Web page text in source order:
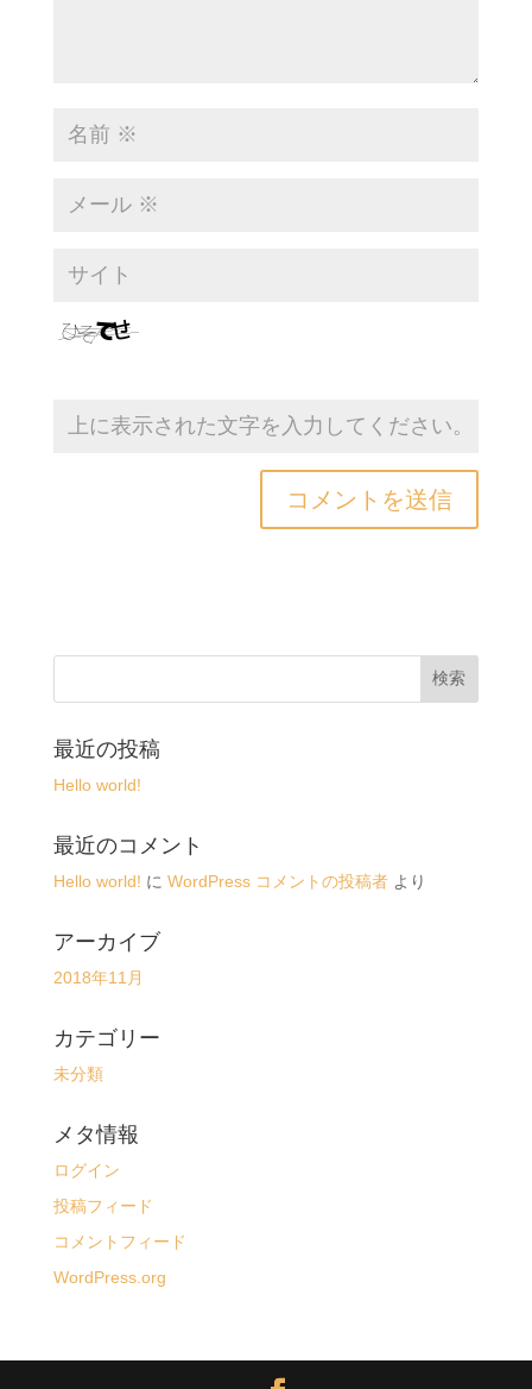
最近の投稿
Hello world!
最近のコメント
Hello world! に WordPress コメントの投稿者より
アーカイブ
2018年11月
カテゴリー
未分類
メタ情報
ログイン
投稿フィード
コメントフィード
WordPress.org